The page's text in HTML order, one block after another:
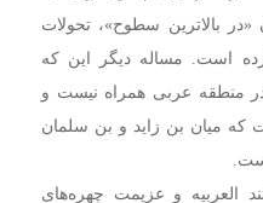
بالاترین سطوح»، تحولات
است. مساله دیگر این که
منطقه عربی همراه نیست و
که میان بن زاید و بن سلمان
العربیه و عزیمت چهره‌های